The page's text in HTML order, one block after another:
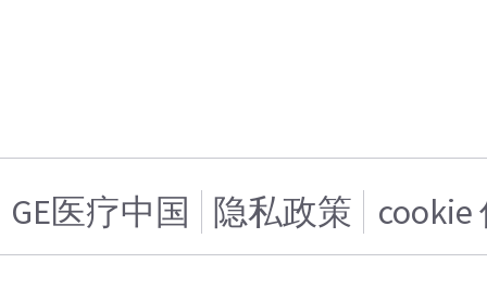
GE医疗中国 隐私政策 cookie